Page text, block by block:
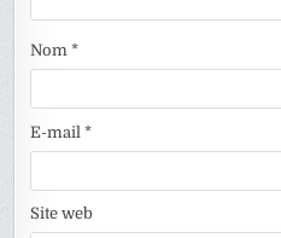
Nom*
E-mail*
Site web